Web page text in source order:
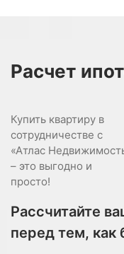
делают
Покупка
больше, чем
гарантирует
жизни на
Расчет
Купить квартиру в
сотрудничестве с
«Атлас
– это выгодно и
просто!
Рассчитайте
перед тем, как